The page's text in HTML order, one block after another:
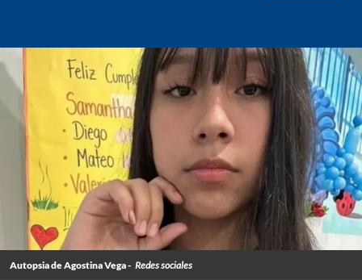
Autopsia de Agostina Vega - Redes sociales